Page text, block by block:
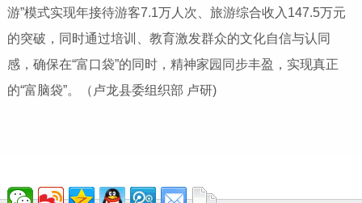
游”模式实现年接待游客7.1万人次、旅游综合收入147.5万元
的突破，同时通过培训、教育激发群众的文化自信与认同
感，确保在“富口袋”的同时，精神家园同步丰盈，实现真正
的“富脑袋”。（卢龙县委组织部 卢研)